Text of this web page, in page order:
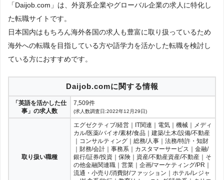
「Daijob.com」は、外資系企業やグローバル企業の求人に特化し
た転職サイトです。
日本国内はもちろん海外各国の求人も豊富に取り扱っているため
海外への転職を目指している方や語学力を活かした転職を検討し
ている方におすすめです。
Daijob.comに関する情報
「英語を活かした仕
事」の求人数
7,509件
(求人数調査日:2022年12月29日)
取り扱い職種
エグゼクティブ/経営｜IT関連｜電気｜機械｜メディ
カル/医薬/バイオ/素材/食品｜建築/土木/設備/不動産
｜コンサルティング｜総務/人事｜法務/特許・知財
｜財務/会計｜事務系｜カスタマーサービス｜金融/
銀行/証券/投資｜保険｜資産/不動産資産/不動産｜そ
の他金融関連職｜営業｜企画/マーケティング/PR｜
流通・小売り/消費財/ファッション｜ホテル/レジャ